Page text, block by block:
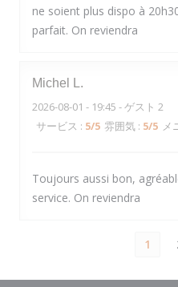
ne soient plus dispo à
parfait. On reviendra
Michel L
2026-08-01 - 19:45 - ゲスト 2
サービス : 5/5 雰囲気 : 5/5 メ
Toujours aussi bon,
service. On reviendra
1